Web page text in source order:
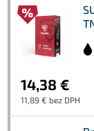
14,38 €
11,89 € bez DPH